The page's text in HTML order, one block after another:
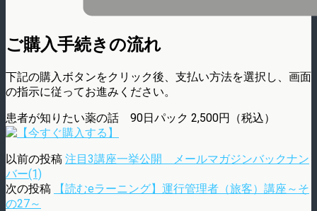
ご購入手続きの流れ
下記の購入ボタンをクリック後、支払い方法を選択し、画面
の指示に従ってお進みください。
患者が知りたい薬の話 90日パック 2,500円（税込）
以前の投稿 注目3講座一挙公開 メールマガジンバックナン
バー(1)
次の投稿
【読むeラーニング】運行管理者（旅客）講座～そ
の27～